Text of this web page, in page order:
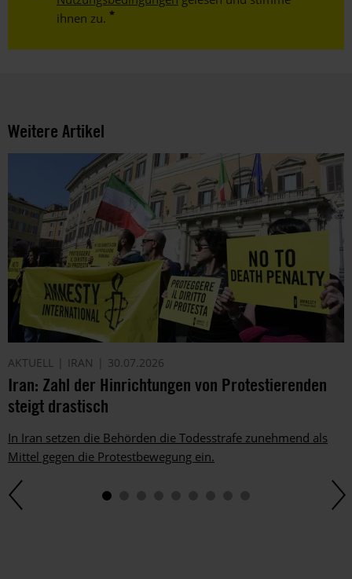
ihnen zu.
Weitere Artikel
AKTUELL IRAN 30.07.2026
Iran: Zahl der Hinrichtungen von Protestierenden
steigt drastisch
In Iran setzen die Behörden die Todesstrafe zunehmend als
Mittel gegen die Protestbewegung ein.